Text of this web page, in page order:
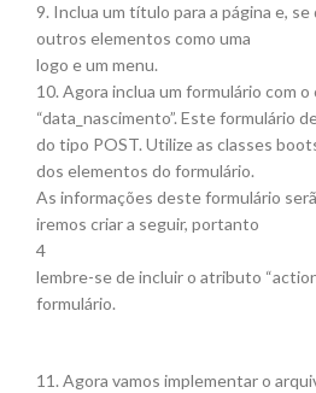
9. Inclua um título para a página e,
outros elementos como uma
logo e um menu.
10. Agora inclua um formulário com o
“data_nascimento”. Este formulário
do tipo POST. Utilize as classes
dos elementos do formulário.
As informações deste formulário
iremos criar a seguir, portanto
4
lembre-se de incluir o atributo
formulário.
11. Agora vamos implementar o